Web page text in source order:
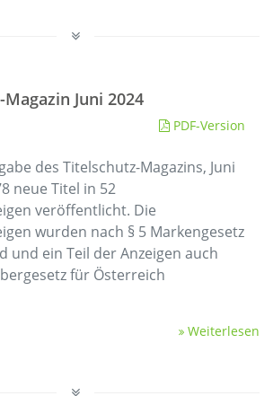
Juni 2024
PDF-Version
des Titelschutz-Magazins, Juni
neue Titel in 52
veröffentlicht. Die
wurden nach § 5 Markengesetz
und ein Teil der Anzeigen auch
für Österreich
Weiterlesen